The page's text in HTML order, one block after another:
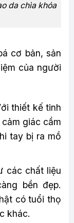
da chìa khóa
cơ bản, sản
của người
thiết kế tinh
giác cầm
tay bị ra mồ
các chất liệu
bền đẹp.
có tuổi thọ
khác.